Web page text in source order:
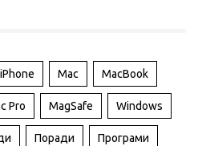
iPhone Mac MacBook
Pro MagSafe Windows
Поради Програми